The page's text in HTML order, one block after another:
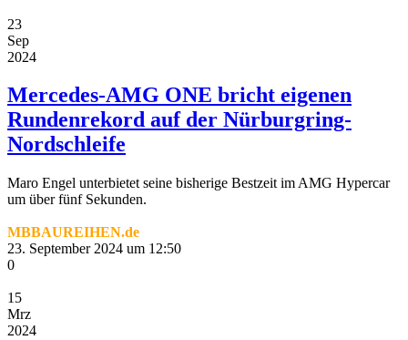
23
Sep
2024
Mercedes-AMG ONE bricht eigenen
Rundenrekord auf der Nürburgring-
Nordschleife
Maro Engel unterbietet seine bisherige Bestzeit im AMG Hypercar
um über fünf Sekunden.
MBBAUREIHEN.de
23. September 2024 um 12:50
0
15
Mrz
2024